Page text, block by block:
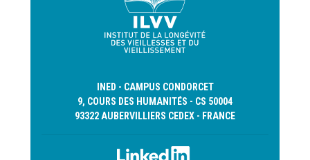
INED - CAMPUS CONDORCET
9, COURS DES HUMANITÉS - CS 50004
93322 AUBERVILLIERS CEDEX - FRANCE